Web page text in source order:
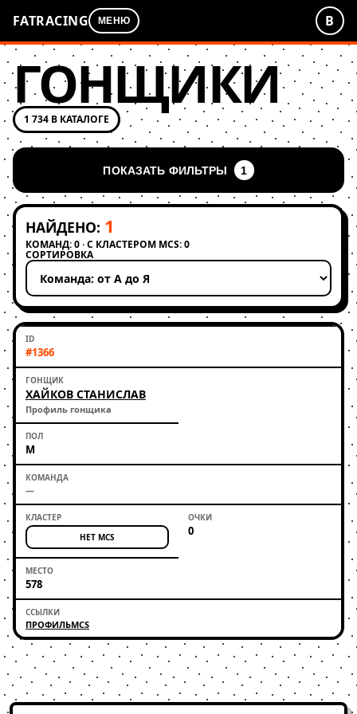
FATRACING МЕНЮ В
ГОНЩИКИ
1 734 В КАТАЛОГЕ
ПОКАЗАТЬ ФИЛЬТРЫ 1
НАЙДЕНО: 1
КОМАНД: 0 · С КЛАСТЕРОМ MCS: 0
СОРТИРОВКА
Применить сортировку
#1366
ХАЙКОВ СТАНИСЛАВ
Профиль гонщика
М
—
НЕТ MCS 0
578
ПРОФИЛЬMCS